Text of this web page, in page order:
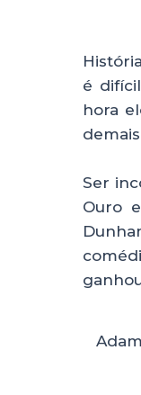
é
hora
Ser
Ouro